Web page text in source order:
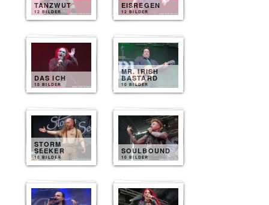
TANZWUT
12 BILDER
EISREGEN
12 BILDER
DAS ICH
10 BILDER
MR. IRISH
BASTARD
10 BILDER
STORM
SEEKER
10 BILDER
SOULBOUND
10 BILDER